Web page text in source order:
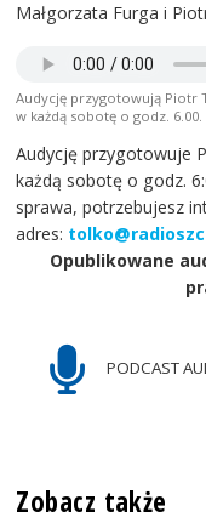
Małgorzata Furga i
Audycję przygotowują Piotr
w każdą sobotę o godz. 6.00.
Audycję przygotowuje
każdą sobotę o godz.
sprawa, potrzebujesz
adres:
Opublikowane
PODCAST
Zobacz także